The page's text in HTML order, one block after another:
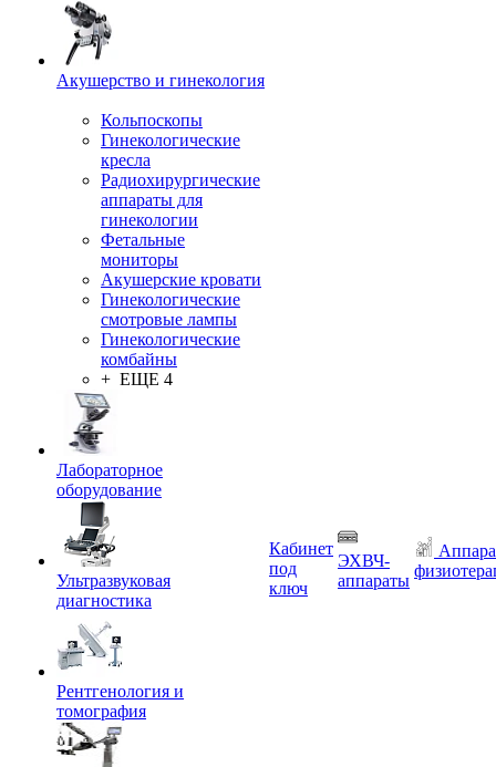
Акушерство и гинекология
Кольпоскопы
Гинекологические
кресла
Радиохирургические
аппараты для
гинекологии
Фетальные
мониторы
Акушерские кровати
Гинекологические
смотровые лампы
Гинекологические
комбайны
+ ЕЩЕ 4
Лабораторное
оборудование
Ультразвуковая
диагностика
Рентгенология и
томография
Кабинет
под
ключ
ЭХВЧ-
аппараты